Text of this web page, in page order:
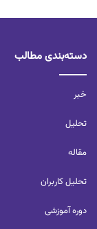
دسته‌بندی مطالب
خبر
تحلیل‌
مقاله
تحلیل کاربران‌
دوره آموزشی